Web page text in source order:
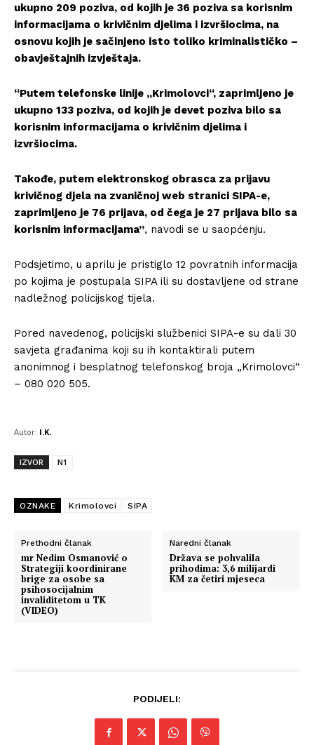
ukupno 209 poziva, od kojih je 36 poziva sa korisnim
informacijama o krivičnim djelima i izvršiocima, na
osnovu kojih je sačinjeno isto toliko kriminalističko –
obavještajnih izvještaja.
“Putem telefonske linije „Krimolovci“, zaprimljeno je
ukupno 133 poziva, od kojih je devet poziva bilo sa
korisnim informacijama o krivičnim djelima i
izvršiocima.
Takođe, putem elektronskog obrasca za prijavu
krivičnog djela na zvaničnoj web stranici SIPA-e,
zaprimljeno je 76 prijava, od čega je 27 prijava bilo sa
korisnim informacijama”, navodi se u saopćenju.
Podsjetimo, u aprilu je pristiglo 12 povratnih informacija
po kojima je postupala SIPA ili su dostavljene od strane
nadležnog policijskog tijela.
Pored navedenog, policijski službenici SIPA-e su dali 30
savjeta građanima koji su ih kontaktirali putem
anonimnog i besplatnog telefonskog broja „Krimolovci“
– 080 020 505.
Autor: I.K.
IZVOR N1
OZNAKE Krimolovci SIPA
Prethodni članak
mr Nedim Osmanović o
Strategiji koordinirane
brige za osobe sa
psihosocijalnim
invaliditetom u TK
(VIDEO)
Naredni članak
Država se pohvalila
prihodima: 3,6 milijardi
KM za četiri mjeseca
PODIJELI: